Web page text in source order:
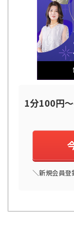
1分100円
＼新規会員登